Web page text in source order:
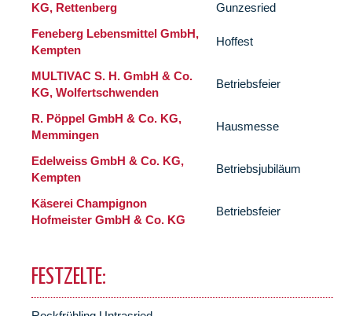
KG, Rettenberg
Gunzesried
Feneberg Lebensmittel GmbH,
Kempten
Hoffest
MULTIVAC S. H. GmbH & Co.
KG, Wolfertschwenden
Betriebsfeier
R. Pöppel GmbH & Co. KG,
Memmingen
Hausmesse
Edelweiss GmbH & Co. KG,
Kempten
Betriebsjubiläum
Käserei Champignon
Hofmeister GmbH & Co. KG
Betriebsfeier
FESTZELTE: